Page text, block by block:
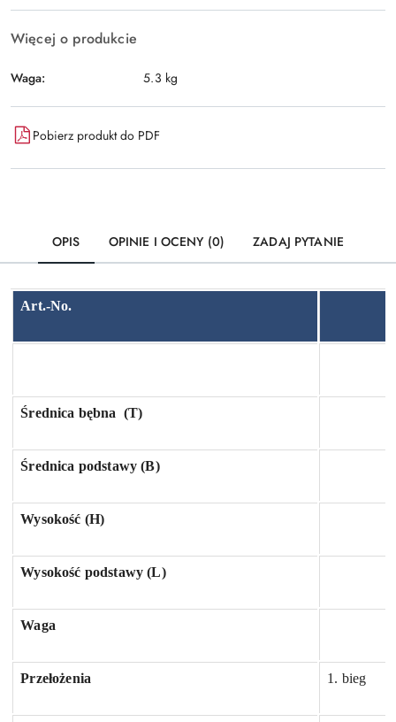
Więcej o produkcie
Waga: 5.3 kg
Pobierz produkt do PDF
OPIS OPINIE I OCENY (0) ZADAJ PYTANIE
Art.-No.
Średnica bębna (T)
Średnica podstawy (B)
Wysokość (H)
Wysokość podstawy (L)
Waga
Przełożenia 1. bieg